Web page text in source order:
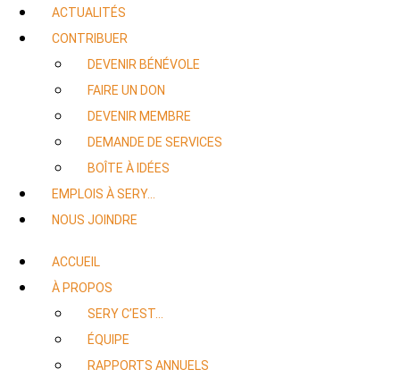
ACTUALITÉS
CONTRIBUER
DEVENIR BÉNÉVOLE
FAIRE UN DON
DEVENIR MEMBRE
DEMANDE DE SERVICES
BOÎTE À IDÉES
EMPLOIS À SERY…
NOUS JOINDRE
ACCUEIL
À PROPOS
SERY C’EST…
ÉQUIPE
RAPPORTS ANNUELS